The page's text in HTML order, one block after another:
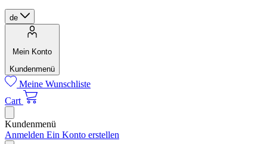
de
Mein Konto
Kundenmenü
Meine Wunschliste
Cart
Kundenmenü
Anmelden Ein Konto erstellen